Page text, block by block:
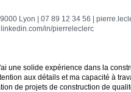
Lyon | 07 89 12 34 56 |
linkedin.com/in/pierreleclerc
une solide expérience dans la
aux détails et ma capacité à
de projets de construction de